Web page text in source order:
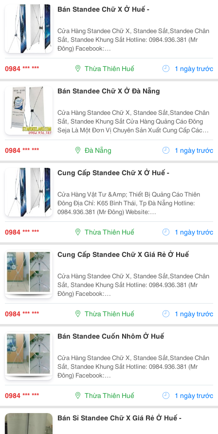
Bán Standee Chữ X Ở Huế -
Cửa Hàng Standee Chữ X, Standee Sắt,Standee Chân
Sắt, Standee Khung Sắt Hotline: 0984.936.381 (Mr
Đông) Facebook:
Https://Www.facebook.com/Standeechuxdn/ Cửa Hàng
Quảng Cáo Thiên Đông Là Một Đơn Vị Chuyên Sản Xuất
Cung Cấp Các Vật Phẩm Quảng Cáo T
0984 *** *** Thừa Thiên Huế 1 ngày trước
Bán Standee Chữ X Ở Đà Nẵng
Cửa Hàng Standee Chữ X, Standee Sắt,Standee Chân
Sắt, Standee Khung Sắt Cửa Hàng Quảng Cáo Đông
Seja Là Một Đơn Vị Chuyên Sản Xuất Cung Cấp Các
Vật Phẩm Quảng Cáo Theo Yêu Cầu Khách Hàng, Đặc
Biệt Là Phân Phối Bán Lẽ Standee, Baner Cuốn Nhôm...
0984 *** *** Đà Nẵng 1 ngày trước
Cung Cấp Standee Chữ X Ở Huế -
Cửa Hàng Vật Tư &Amp; Thiết Bị Quảng Cáo Thiên
Đông Địa Chỉ: K65 Bình Thái, Tp Đà Nẵng Hotline:
0984.936.381 (Mr Đông) Website:
Http://Gianhangvn.com/Standeedn Email:
Standeedn@Gmail.com Facebook:
Https://Www.facebook.com/Standeedn?Fre
0984 *** *** Thừa Thiên Huế 1 ngày trước
Cung Cấp Standee Chữ X Giá Rẻ Ở Huế
Cửa Hàng Standee Chữ X, Standee Sắt,Standee Chân
Sắt, Standee Khung Sắt Hotline: 0984.936.381 (Mr
Đông) Facebook:
Https://Www.facebook.com/Standeechuxdn/ Cửa Hàng
Quảng Cáo Thiên Đông Là Một Đơn Vị Chuyên Sản Xuất
Cung Cấp Các Vật Phẩm Quảng Cáo T
0984 *** *** Thừa Thiên Huế 1 ngày trước
Bán Standee Cuốn Nhôm Ở Huế
Cửa Hàng Standee Chữ X, Standee Sắt,Standee Chân
Sắt, Standee Khung Sắt Hotline: 0984.936.381 (Mr
Đông) Facebook:
Https://Www.facebook.com/Standeechuxdn/ Cửa Hàng
Quảng Cáo Thiên Đông Là Một Đơn Vị Chuyên Sản Xuất
Cung Cấp Các Vật Phẩm Quảng Cáo T
0984 *** *** Thừa Thiên Huế 1 ngày trước
Bán Sỉ Standee Chữ X Giá Rẻ Ở Huế -